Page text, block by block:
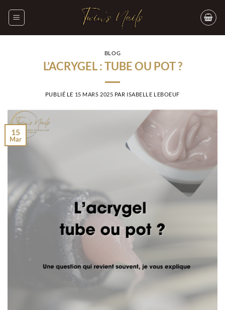
BLOG
L’ACRYGEL : TUBE OU POT ?
PUBLIÉ LE 15 MARS 2025 PAR ISABELLE LEBOEUF
15
Mar